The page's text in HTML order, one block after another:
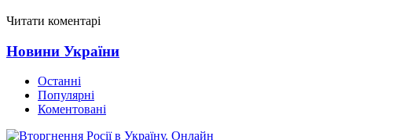
Читати коментарі
Новини України
Останні
Популярні
Коментовані